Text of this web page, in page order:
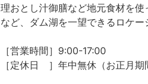
理おとし汁御膳など地元食材を
など、ダム湖を一望できるロケー
［営業時間］9:00-17:00
［定休日 ］年中無休（お正月期